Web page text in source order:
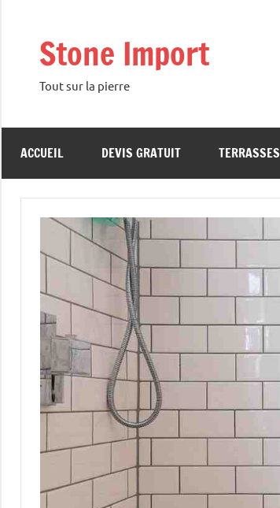
contenuStone Import
Tout sur la pierre
ACCUEIL DEVIS GRATUIT TERRASSES